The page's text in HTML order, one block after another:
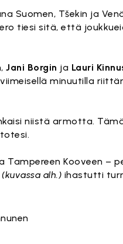
Suomen, Tšekin ja
tiesi sitä, että
,Jani Borgin ja Lauri
minuutilla
niistä armotta.
Tampereen Kooveen –
(kuvassa alh.) ihastutti